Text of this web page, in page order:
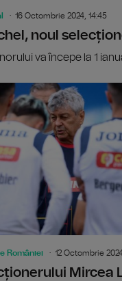
16 Octombrie 2024, 14:45
noul
va începe la 1
României 12 Octombrie
Mircea